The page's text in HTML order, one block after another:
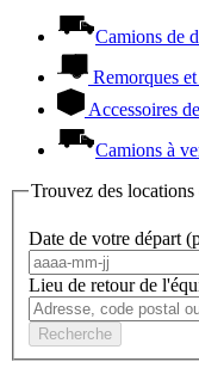
Camions de
Remorques
Accessoires
Camions à
Trouvez des locations
Date de votre départ
Lieu de retour de
Recherche